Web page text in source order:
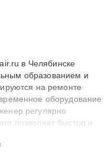
в Челябинске
образованием и
на ремонте
оборудование
регулярно
позволяет быстро и
мастера решают